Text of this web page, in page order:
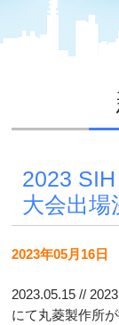
2023
大会出場
2023年05月16日
2023.05.15 //
にて丸菱製作所